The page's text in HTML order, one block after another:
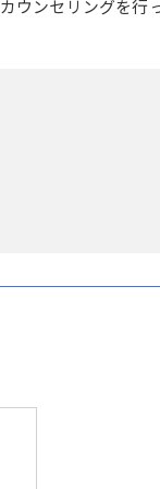
ウンセリングを行